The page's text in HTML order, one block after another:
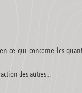
ce qui concerne les
des autres...